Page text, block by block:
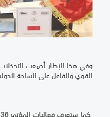
وفي هذا الإطار أجمعت التدخلات
القوي والفاعل على الساحة